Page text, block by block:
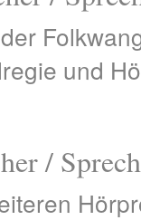
und
/